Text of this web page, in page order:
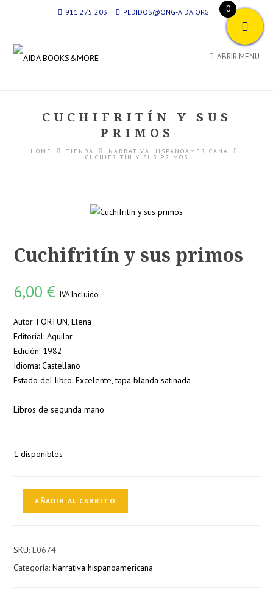
911 275 203 PEDIDOS@ONG-AIDA.ORG
ABRIR MENU
CUCHIFRITÍN Y SUS
PRIMOS
HOME TIENDA NARRATIVA HISPANOAMERICANA
CUCHIFRITÍN Y SUS PRIMOS
Cuchifritín y sus primos
6,00€ IVA Incluido
Autor: FORTUN, Elena
Editorial: Aguilar
Edición: 1982
Idioma: Castellano
Estado del libro: Excelente, tapa blanda satinada
Libros de segunda mano
1 disponibles
Cuchifritín
cantidad
AÑADIR AL CARRITO
SKU:E0674
Categoría:Narrativa hispanoamericana
0